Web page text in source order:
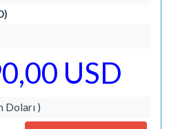
USD
Doları )